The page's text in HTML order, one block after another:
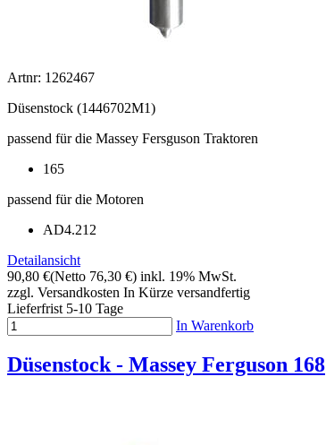
Artnr: 1262467
Düsenstock (1446702M1)
passend für die Massey Fersguson Traktoren
165
passend für die Motoren
AD4.212
Detailansicht
90,80 €(Netto 76,30 €) inkl. 19% MwSt.
zzgl. Versandkosten In Kürze versandfertig
Lieferfrist 5-10 Tage
In Warenkorb
Düsenstock - Massey Ferguson 168